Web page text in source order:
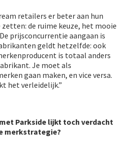
retailers er beter aan hun
de ruime keuze, het mooie
prijsconcurrentie aangaan is
geldt hetzelfde: ook
is totaal anders
Je moet als
gaan maken, en vice versa.
het verleidelijk.”
Parkside lijkt toch verdacht
merkstrategie?